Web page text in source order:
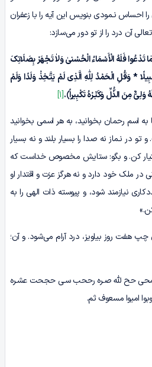
احساس نـمودی بنویس این آیه را با زعفران
آن درد را از تو دور می‌سازد:
مٰا تَدْعُوا فَلَهُ الْأَسْمَاءُ الْحُسْنىٰ وَلاٰ تَجْهَرْ بِصَلَاتِکَ
* وَقُلِ الْحَمْدُ لِلّٰهِ الَّذِی لَمْ یَتَّخِذْ وَلَدًا وَلَمْ
مِنَ الذُّلِّ وَکَبِّـرْهُ تَکْبِیراً﴾.[1]
به اسم رحمان بخوانید، به هر اسمی بخوانید
در نـماز نه صدا را بسیار بلند و نه بسیار
کن. و بگو: ستایش مخصوص خداست که
در ملک خود دارد و نه هرگز عزت و اقتدار او
نیازمند شود، و پیوسته ذات الهی را به
هفت روز بیاویز، درد آرام می‌شود. و آن؛
حح لله صـره رححب سـى حجحت عشـره
امیوا مسعوف ثم.